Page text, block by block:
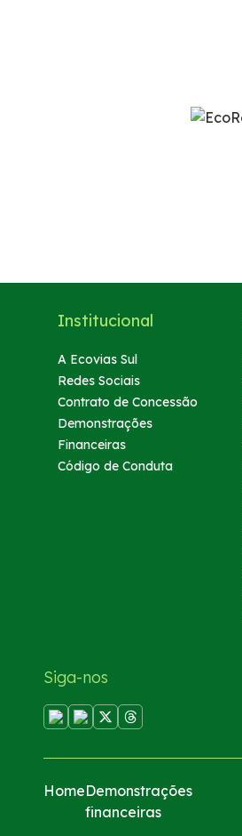
Institucional
A Ecovias Sul
Redes Sociais
Contrato de Concessão
Demonstrações
Financeiras
Código de Conduta
Siga-nos
HomeDemonstrações
financeiras